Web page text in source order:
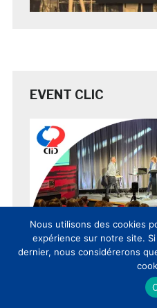
EVENT CLIC
Nous utilisons des cookies
expérience sur notre site.
dernier, nous considérerons